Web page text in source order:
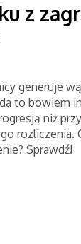
z
generuje
to bowiem
niż
rozliczenia.
Sprawdź!